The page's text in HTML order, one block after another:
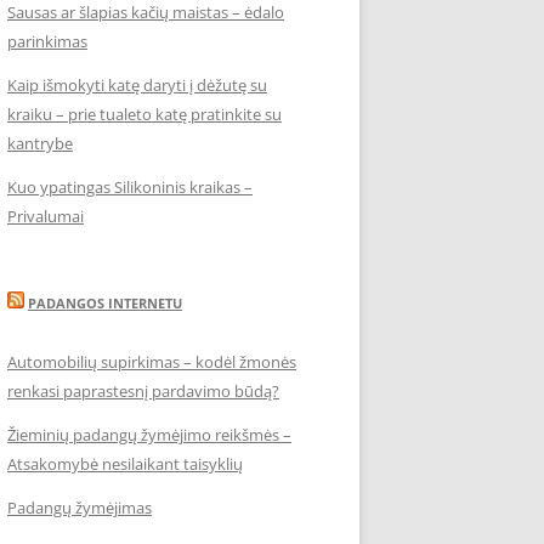
Sausas ar šlapias kačių maistas – ėdalo
parinkimas
Kaip išmokyti katę daryti į dėžutę su
kraiku – prie tualeto katę pratinkite su
kantrybe
Kuo ypatingas Silikoninis kraikas –
Privalumai
PADANGOS INTERNETU
Automobilių supirkimas – kodėl žmonės
renkasi paprastesnį pardavimo būdą?
Žieminių padangų žymėjimo reikšmės –
Atsakomybė nesilaikant taisyklių
Padangų žymėjimas